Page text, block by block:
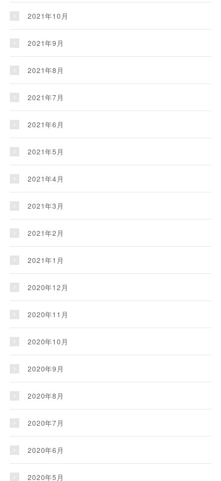
2021年10月
2021年9月
2021年8月
2021年7月
2021年6月
2021年5月
2021年4月
2021年3月
2021年2月
2021年1月
2020年12月
2020年11月
2020年10月
2020年9月
2020年8月
2020年7月
2020年6月
2020年5月